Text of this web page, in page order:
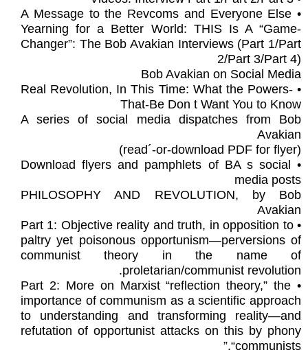
• A Message to the Revcoms and Everyone Else
Yearning for a Better World: THIS Is A “Game-
Changer”: The Bob Avakian Interviews (Part 1/Part
2/Part 3/Part 4)
Bob Avakian on Social Media
• Real Revolution, In This Time: What the Powers-
That-Be Don t Want You to Know
A series of social media dispatches from Bob
Avakian
(read´-or-download PDF for flyer)
• Download flyers and pamphlets of BA s social
media posts
PHILOSOPHY AND REVOLUTION, by Bob
Avakian
• Part 1: Objective reality and truth, in opposition to
paltry yet poisonous opportunism—perversions of
communist theory in the name of
proletarian/communist revolution.
• Part 2: More on Marxist “reflection theory,” the
importance of communism as a scientific approach
to understanding and transforming reality—and
refutation of opportunist attacks on this by phony
“communists.”